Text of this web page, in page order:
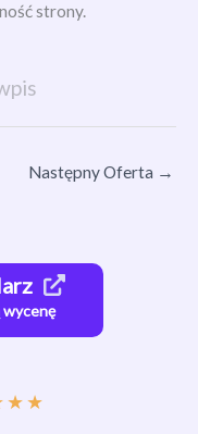
strony.
Następny Oferta →
wycenę
★★